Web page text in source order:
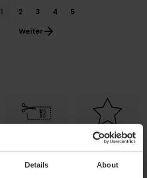
Details About
Current
1 Page
2 Page
3 Page
4 Page
5
Weiter
Ermäßigungen